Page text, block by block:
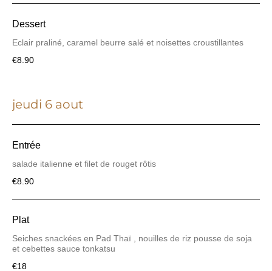
Dessert
€8.90
jeudi 6 aout
Entrée
salade italienne et filet de rouget rôtis
€8.90
Plat
Seiches snackées en Pad Thaï , nouilles de riz pousse de soja
et cebettes sauce tonkatsu
€18